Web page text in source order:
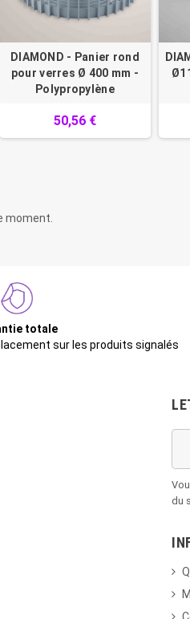
DIAMOND - Panier rond
pour verres Ø 400 mm -
Polypropylène
50,56 €
moment.
totale
sur les produits signalés
du